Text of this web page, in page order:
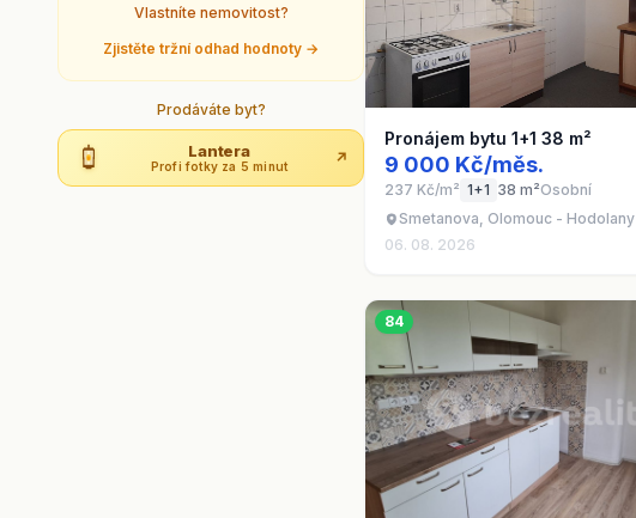
Vlastníte nemovitost?
Zjistěte tržní odhad hodnoty →
Prodáváte byt?
Lantera
Profi fotky za 5 minut ↗
Pronájem bytu 1+1 38 m²
9 000 Kč/měs.
237 Kč/m² 1+1 38 m²Osobní
Smetanova, Olomouc - Hodolany
06. 08. 2026
84